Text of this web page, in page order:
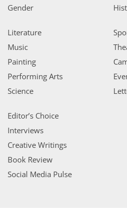
Gender
Literature
Music
Painting
Performing Arts
Science
Editor’s Choice
Interviews
Creative Writings
Book Review
Social Media Pulse